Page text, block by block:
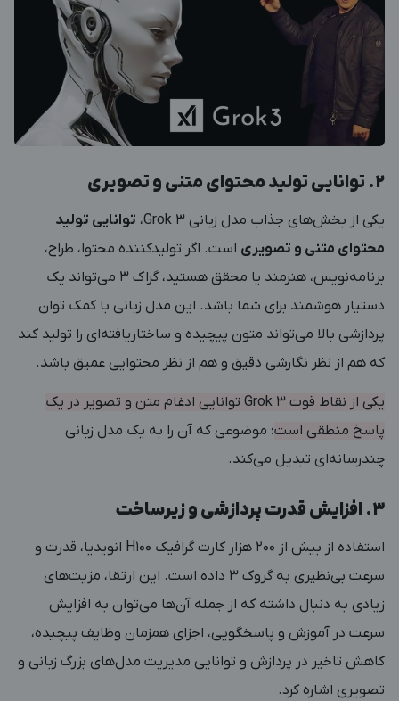
2. توانایی تولید محتوای متنی و تصویری
یکی از بخش‌های جذاب مدل زبانی Grok 3،
توانایی تولید
محتوای متنی و تصویری است. اگر تولیدکننده محتوا، طراح،
برنامه‌نویس، هنرمند یا محقق هستید، گراک 3 می‌تواند یک
دستیار هوشمند برای شما باشد. این مدل زبانی با کمک توان
پردازشی بالا می‌تواند متون پیچیده و ساختاریافته‌ای را تولید کند
که هم از نظر نگارشی دقیق و هم از نظر محتوایی عمیق باشد.
یکی از نقاط قوت Grok 3 توانایی ادغام متن و تصویر در یک
پاسخ منطقی است؛ موضوعی که آن را به یک مدل زبانی
چندرسانه‌ای تبدیل می‌کند.
3. افزایش قدرت پردازشی و زیرساخت
استفاده از بیش از 200 هزار کارت گرافیک H100 انویدیا، قدرت و
سرعت بی‌نظیری به گروک 3 داده است. این ارتقا، مزیت‌های
زیادی به دنبال داشته که از جمله آن‌ها می‌توان به افزایش
سرعت در آموزش و پاسخگویی، اجزای همزمان وظایف پیچیده،
کاهش تاخیر در پردازش و توانایی مدیریت مدل‌های بزرگ زبانی و
تصویری اشاره کرد.